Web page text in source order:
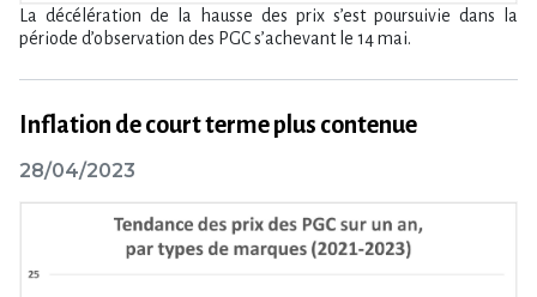
La décélération de la hausse des prix s’est poursuivie dans la
période d’observation des PGC s’achevant le 14 mai.
Inflation de court terme plus contenue
28/04/2023